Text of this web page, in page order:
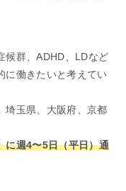
候群、ADHD、LDなど
に働きたいと考えてい
埼玉県、大阪府、京都
に週4〜5日（平日）通